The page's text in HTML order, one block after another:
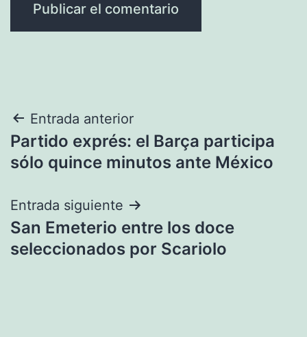
Navegación
de
Entrada anterior
Partido exprés: el Barça participa
sólo quince minutos ante México
Entrada siguiente
San Emeterio entre los doce
seleccionados por Scariolo